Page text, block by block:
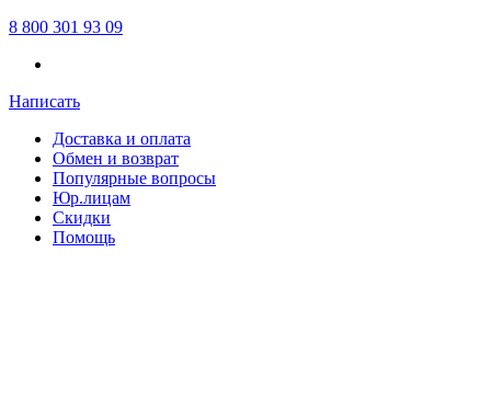
8 800 301 93 09
Написать
Доставка и оплата
Обмен и возврат
Популярные вопросы
Юр.лицам
Скидки
Помощь